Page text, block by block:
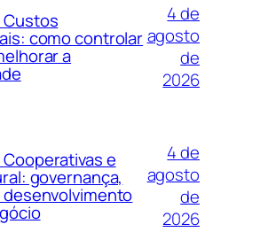
Custos
como controlar
a
4 de
agosto
de
2026
e
governança,
4 de
agosto
de
2026